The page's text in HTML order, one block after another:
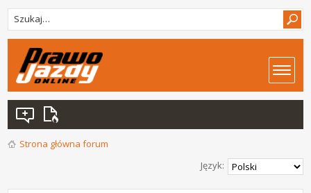
Strona główna forum
Język: